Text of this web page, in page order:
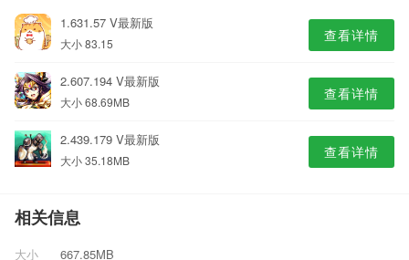
1.631.57 V最新版
大小 83.15 查看详情
2.607.194 V最新版
大小 68.69MB 查看详情
2.439.179 V最新版
大小 35.18MB 查看详情
相关信息
大小
667.85MB